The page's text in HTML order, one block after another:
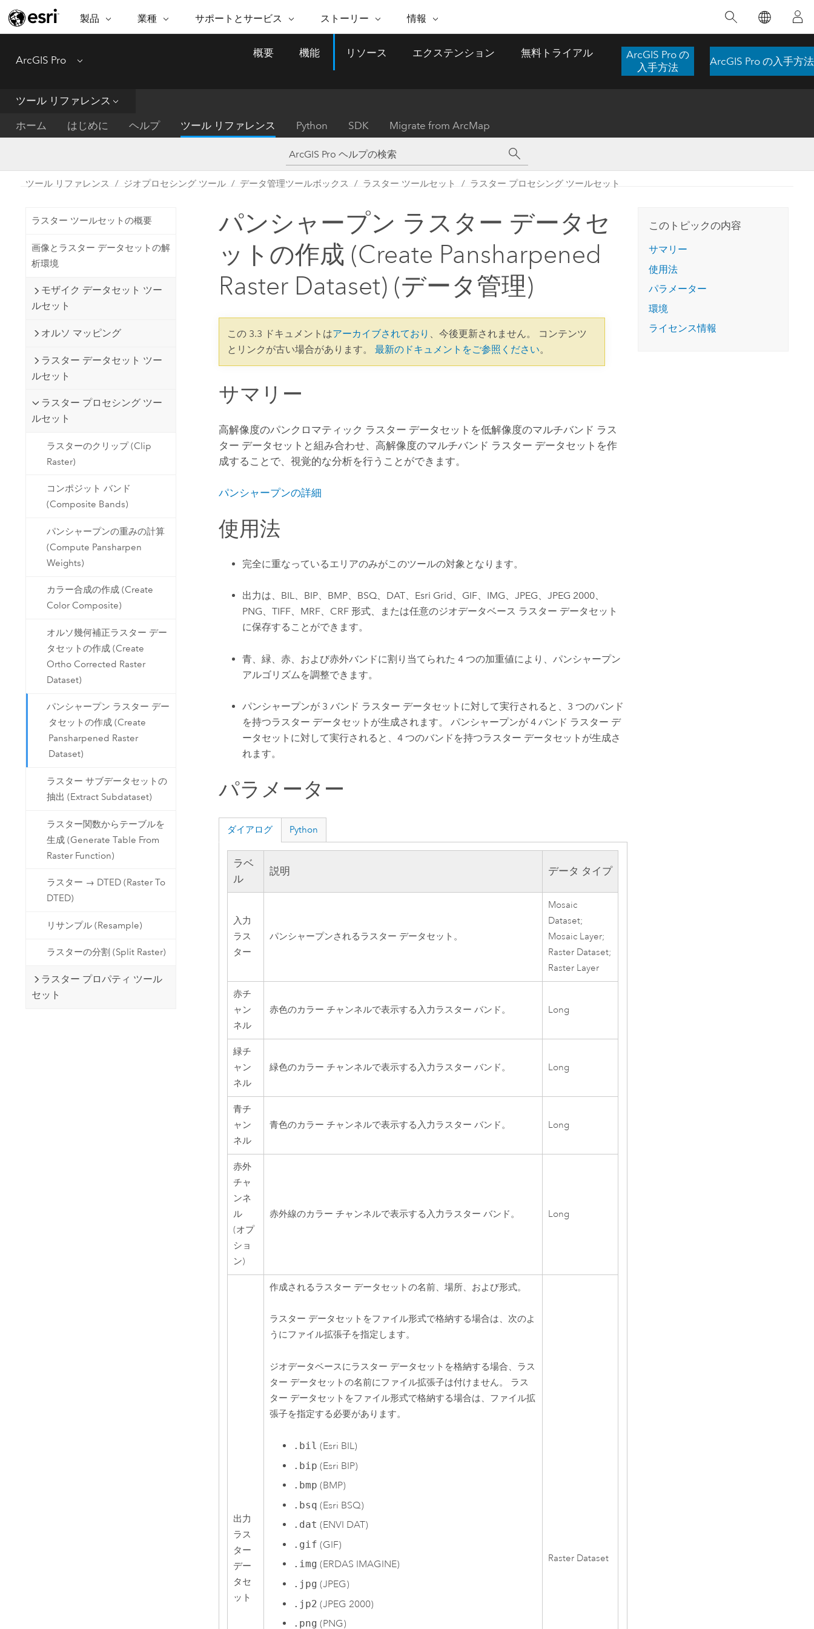
製品
ARCGIS
ArcGIS Online
完全な SaaS マッピング プラット
ArcGIS Enterprise
テム
マッピング &amp; 空間解析アプリ
機能
位置情報を分析に活用
空間データの統合、編集、共有
Esri ストア
Esri の ArcGIS 製品
Esri 製品、パートナー製品、開発
ArcGIS Pro は、Esri の世界をリードする
られています。 技術がどのようなものかを
ブ マップを試したり、製品の機能を調べた
ArcGIS Pro の詳細
業種
業種
自然保護
公共エネルギー
地方自治体
持続可能な開発
電気通信
交通機関
注目のイニシアティブ
インフラストラクチャ管理
GIS を活用して、最新の強靱で持続可能な未
的アプローチは、インフラストラクチャ プ
ロジェクトが周囲の環境とどのように関連
しているかをリーダーが理解するのに役立
ちます。
インフラストラクチャ管理の探索
サポートとサービス
サポートとサービス セルフサービス
ArcGIS ブログ
ドキュメント
My Esri
せる
するために使用される空間統計技術を探索
コースを探索
ストーリー
ESRI ストーリー
Esri ブログ
実世界のグローバルな GIS
技術革新
ビジネスおよびテクノロジ
ー リーダーの声
ArcNews
業界ニュースと ArcGIS 更
すべてのストーリー
2024 年にブラジルで発生した歴史的な洪水
リケーションを構築し、重要な救助活動を
ストーリーを読む
情報
ESRI について
パートナー
採用情報
メディアおよびアナリスト関
Esri に連絡
イノベーションへの取り
組み
ーメーション
注目
ArcGIS Pro Menu
概要 機能 リソース エクステンション 無料トライアル
ArcGIS Pro の
入手方法
ArcGIS Pro の入手方法
ツール リファレンス
ホーム はじめに ヘルプ ツール リファレンス Python SDK Migrate from ArcMap
ツール リファレンス ジオプロセシング ツール データ管理ツールボックス ラスター ツールセット ラスター プロセシング ツールセット
ラスター ツールセットの概要
画像とラスター データセットの解
析環境
モザイク データセット ツー
ルセット
オルソ マッピング
ラスター データセット ツー
ルセット
ラスター プロセシング ツー
ルセット
ラスターのクリップ (Clip
Raster)
コンポジット バンド
(Composite Bands)
パンシャープンの重みの計算
(Compute Pansharpen
Weights)
カラー合成の作成 (Create
Color Composite)
オルソ幾何補正ラスター デー
タセットの作成 (Create
Ortho Corrected Raster
Dataset)
パンシャープン ラスター デー
タセットの作成 (Create
Pansharpened Raster
Dataset)
ラスター サブデータセットの
抽出 (Extract Subdataset)
ラスター関数からテーブルを
生成 (Generate Table From
Raster Function)
ラスター → DTED (Raster To
DTED)
リサンプル (Resample)
ラスターの分割 (Split Raster)
ラスター プロパティ ツール
セット
パンシャープン ラスター データセ
ットの作成 (Create Pansharpened
Raster Dataset) (データ管理)
この 3.3 ドキュメントはアーカイブされており 、今後更新されません。 コンテンツ
とリンクが古い場合があります。最新のドキュメントをご参照ください。
サマリー
高解像度のパンクロマティック ラスター データセットを低解像度のマルチバンド ラス
ター データセットと組み合わせ、高解像度のマルチバンド ラスター データセットを作
成することで、視覚的な分析を行うことができます。
パンシャープンの詳細
使用法
完全に重なっているエリアのみがこのツールの対象となります。
出力は、BIL、BIP、BMP、BSQ、DAT、Esri Grid、GIF、IMG、JPEG、JPEG 2000、
PNG、TIFF、MRF、CRF 形式、または任意のジオデータベース ラスター データセット
に保存することができます。
青、緑、赤、および赤外バンドに割り当てられた 4 つの加重値により、パンシャープン
アルゴリズムを調整できます。
パンシャープンが 3 バンド ラスター データセットに対して実行されると、3 つのバンド
を持つラスター データセットが生成されます。 パンシャープンが 4 バンド ラスター デ
ータセットに対して実行されると、4 つのバンドを持つラスター データセットが生成さ
れます。
パラメーター
ダイアログ Python
ラベ
ル
説明 データ タイプ
入力
ラス
ター
パンシャープンされるラスター データセット。
Mosaic
Dataset;
Mosaic Layer;
Raster Dataset;
Raster Layer
赤チ
ャン
ネル
赤色のカラー チャンネルで表示する入力ラスター バンド。 Long
緑チ
ャン
ネル
緑色のカラー チャンネルで表示する入力ラスター バンド。 Long
青チ
ャン
ネル
青色のカラー チャンネルで表示する入力ラスター バンド。 Long
赤外
チャ
ンネ
ル
(オプ
ショ
ン)
赤外線のカラー チャンネルで表示する入力ラスター バンド。 Long
出力
ラス
ター
デー
タセ
ット
作成されるラスター データセットの名前、場所、および形式。
ラスター データセットをファイル形式で格納する場合は、次のよ
うにファイル拡張子を指定します。
ジオデータベースにラスター データセットを格納する場合、ラス
ター データセットの名前にファイル拡張子は付けません。 ラス
ター データセットをファイル形式で格納する場合は、ファイル拡
張子を指定する必要があります。
.bil (Esri BIL)
.bip (Esri BIP)
.bmp (BMP)
.bsq (Esri BSQ)
.dat (ENVI DAT)
.gif (GIF)
.img (ERDAS IMAGINE)
.jpg (JPEG)
.jp2 (JPEG 2000)
.png (PNG)
Raster Dataset
このトピックの内容
サマリー
使用法
パラメーター
環境
ライセンス情報